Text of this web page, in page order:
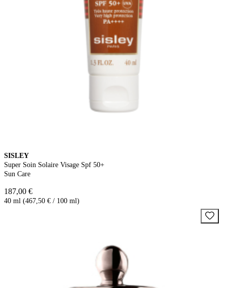
SISLEY
Super Soin Solaire Visage Spf 50+
Sun Care
187,00 €
40 ml (467,50 € / 100 ml)